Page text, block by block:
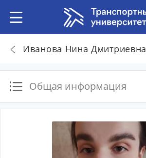
Иванова Нина Дмитриевна
Общая информация